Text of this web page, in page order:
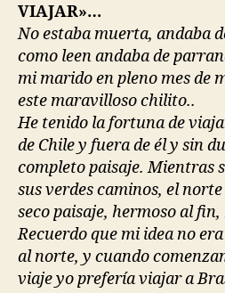
VIAJAR»…
No estaba muerta, andaba
como leen andaba de
mi marido en pleno mes de
este maravilloso chilito..
He tenido la fortuna de
de Chile y fuera de él y sin
completo paisaje. Mientras
sus verdes caminos, el
seco paisaje, hermoso al
Recuerdo que mi idea no
al norte, y cuando
viaje yo prefería viajar a